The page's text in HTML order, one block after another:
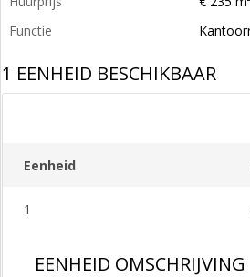
Functie
1 EENHEID BESCHIKBAAR
Eenheid
1
EENHEID OMSCHRIJVING